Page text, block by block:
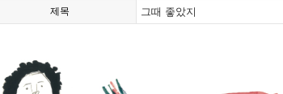
제목 그때 좋았지